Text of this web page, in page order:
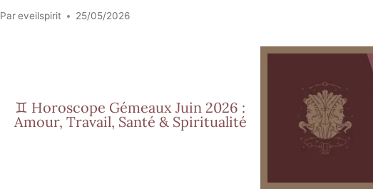
Pareveilspirit 25/05/2026
♊ Horoscope Gémeaux Juin 2026 :
Amour, Travail, Santé & Spiritualité